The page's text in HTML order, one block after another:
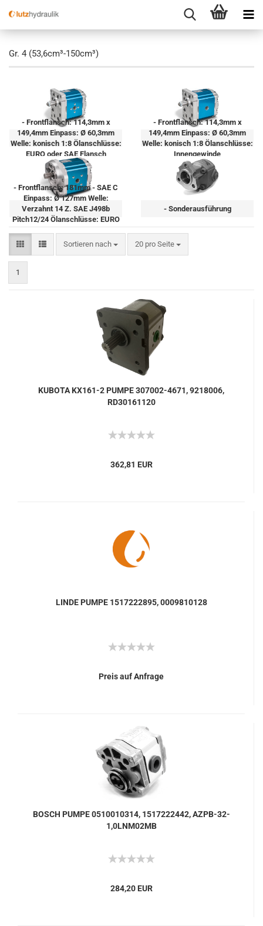
Gr. 4 (53,6cm³-150cm³)
- Frontflansch: 114,3mm x
149,4mm Einpass: Ø 60,3mm
Welle: konisch 1:8 Ölanschlüsse:
EURO oder SAE Flansch
- Frontflansch: 114,3mm x
149,4mm Einpass: Ø 60,3mm
Welle: konisch 1:8 Ölanschlüsse:
Innengewinde
- Frontflansch: 181mm - SAE C
Einpass: Ø 127mm Welle:
Verzahnt 14 Z. SAE J498b
Pitch12/24 Ölanschlüsse: EURO
oder SAE
- Sonderausführung
Sortieren nach
Sortieren nach 20 pro Seite
pro Seite
1
KUBOTA KX161-2 PUMPE 307002-4671, 9218006,
RD30161120
362,81 EUR
LINDE PUMPE 1517222895, 0009810128
Preis auf Anfrage
BOSCH PUMPE 0510010314, 1517222442, AZPB-32-
1,0LNM02MB
284,20 EUR